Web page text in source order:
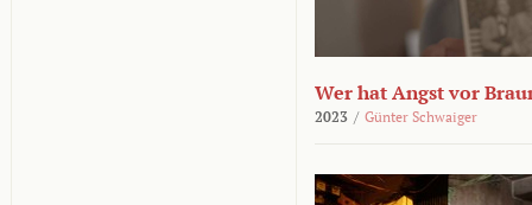
Wer hat Angst vor
2023 / Günter Schwaiger